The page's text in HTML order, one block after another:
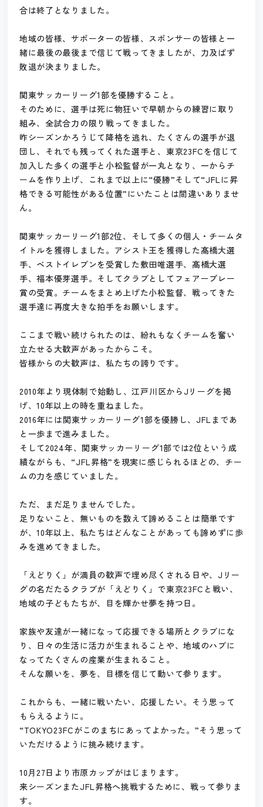
合は終了となりました。
地域の皆様、サポーターの皆様、スポンサーの皆様と一
緒に最後の最後まで信じて戦ってきましたが、 力及ばず
敗退が決まりました。
関東サッカーリーグ1部を優勝すること。
そのために、選手は死に物狂いで早朝からの練習に取り
組み、全試合力の限り戦ってきました。
昨シーズンかろうじて降格を逃れ、たくさんの選手が退
団し、それでも残ってくれた選手と、東京23FCを信じて
加入した多くの選手と小松監督が一丸となり、一からチ
ームを作り上げ、これまで以上に“優勝”そして“JFLに昇
格できる可能性がある位置”にいたことは間違いありませ
ん。
関東サッカーリーグ1部2位、そして多くの個人・チームタ
イトルを獲得しました。 アシスト王を獲得した髙橋大選
手、ベストイレブンを受賞した敷田唯選手、髙橋大選
手、福本優芽選手。そしてクラブとしてフェアープレー
賞の受賞。 チームをまとめ上げた小松監督、戦ってきた
選手達に再度大きな拍手をお願いします。
ここまで戦い続けられたのは、紛れもなくチームを奮い
立たせる大歓声があったからこそ。
皆様からの大歓声は、私たちの誇りです。
2010年より現体制で始動し、江戸川区からJリーグを掲
げ、10年以上の時を重ねました。
2016年には関東サッカーリーグ1部を優勝し、JFLまであ
と一歩まで進みました。
そして2024年、関東サッカーリーグ1部では2位という成
績ながらも、“JFL昇格”を現実に感じられるほどの、チー
ムの力を感じていました。
ただ、まだ足りませんでした。
足りないこと、無いものを数えて諦めることは簡単です
が、10年以上、私たちはどんなことがあっても諦めずに歩
みを進めてきました。
「えどりく」が満員の歓声で埋め尽くされる日や、Jリー
グの名だたるクラブが「えどりく」で東京23FCと戦い、
地域の子どもたちが、目を輝かせ夢を持つ日。
家族や友達が一緒になって応援できる場所とクラブにな
り、 日々の生活に活力が生まれることや、地域のハブに
なってたくさんの産業が生まれること。
そんな願いを、夢を、目標を信じて動いて参ります。
これからも、一緒に戦いたい、応援したい。そう思って
もらえるように。
“TOKYO23FCがこのまちにあってよかった。”そう思って
いただけるように挑み続けます。
10月27日より市原カップがはじまります。
来シーズンまたJFL昇格へ挑戦するために、戦って参りま
す。